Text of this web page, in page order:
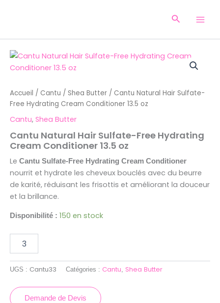
Accueil / Cantu / Shea Butter / Cantu Natural Hair Sulfate-
Free Hydrating Cream Conditioner 13.5 oz
Cantu, Shea Butter
Cantu Natural Hair Sulfate-Free Hydrating
Cream Conditioner 13.5 oz
Le Cantu Sulfate-Free Hydrating Cream Conditioner
nourrit et hydrate les cheveux bouclés avec du beurre
de karité, réduisant les frisottis et améliorant la douceur
et la brillance.
Disponibilité : 150 en stock
quantité
de
Hair
Sulfate-
Hydrating
Cream
Conditioner
oz
UGS : Cantu33 Catégories : Cantu, Shea Butter
Demande de Devis